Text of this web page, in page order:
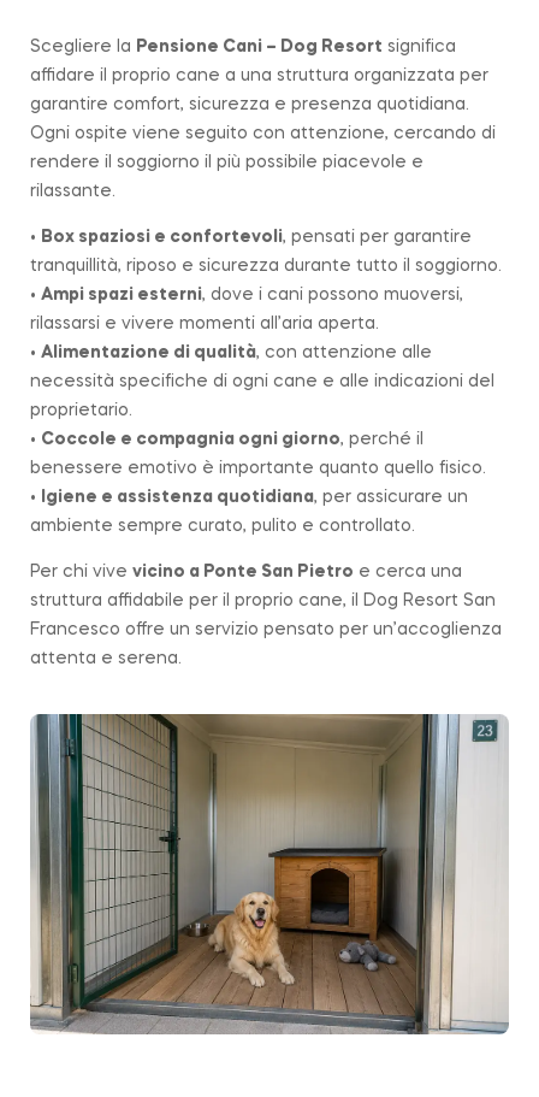
Scegliere la Pensione Cani – Dog Resort significa
affidare il proprio cane a una struttura organizzata per
garantire comfort, sicurezza e presenza quotidiana.
Ogni ospite viene seguito con attenzione, cercando di
rendere il soggiorno il più possibile piacevole e
rilassante.
• Box spaziosi e confortevoli, pensati per garantire
tranquillità, riposo e sicurezza durante tutto il soggiorno.
• Ampi spazi esterni, dove i cani possono muoversi,
rilassarsi e vivere momenti all’aria aperta.
• Alimentazione di qualità, con attenzione alle
necessità specifiche di ogni cane e alle indicazioni del
proprietario.
• Coccole e compagnia ogni giorno, perché il
benessere emotivo è importante quanto quello fisico.
•
Igiene e assistenza quotidiana, per assicurare un
ambiente sempre curato, pulito e controllato.
Per chi vive vicino a Ponte San Pietro e cerca una
struttura affidabile per il proprio cane, il Dog Resort San
Francesco offre un servizio pensato per un’accoglienza
attenta e serena.